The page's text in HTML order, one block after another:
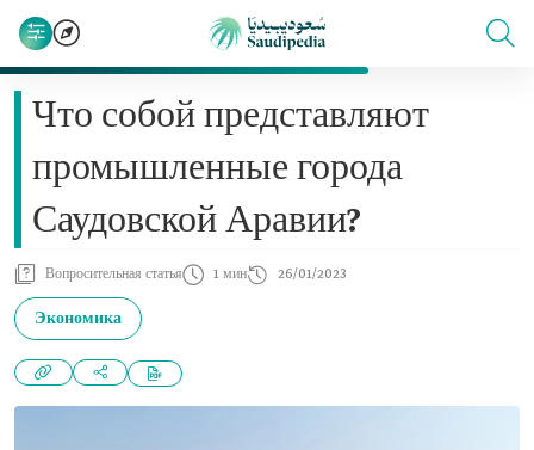
Что собой представляют
промышленные города
Саудовской Аравии?
Вопросительная статья 1 мин 26/01/2023
Экономика